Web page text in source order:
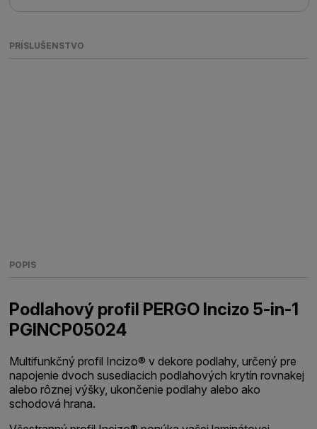
PRÍSLUŠENSTVO
POPIS
Podlahový profil PERGO Incizo 5-in-1
PGINCP05024
Multifunkčný profil Incizo® v dekore podlahy, určený pre
napojenie dvoch susediacich podlahových krytín rovnakej
alebo rôznej výšky, ukončenie podlahy alebo ako
schodová hrana.